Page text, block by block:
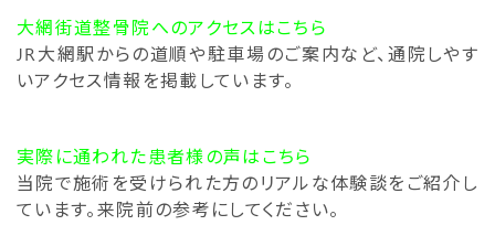
大網街道整骨院へのアクセスはこちら
JR大網駅からの道順や駐車場のご案内など、通院しやす
いアクセス情報を掲載しています。
実際に通われた患者様の声はこちら
当院で施術を受けられた方のリアルな体験談をご紹介し
ています。来院前の参考にしてください。